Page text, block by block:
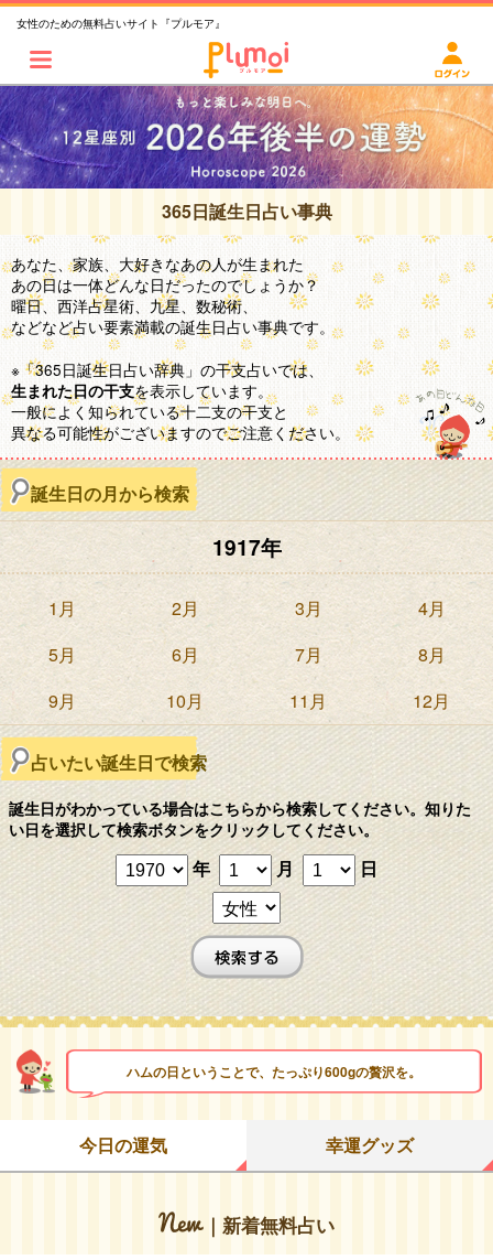
女性のための無料占いサイト『プルモア』
365日誕生日占い事典
あなた、家族、大好きなあの人が生まれた
あの日は一体どんな日だったのでしょうか？
曜日、西洋占星術、九星、数秘術、
などなど占い要素満載の誕生日占い事典です。
※「365日誕生日占い辞典」の干支占いでは、
生まれた日の干支を表示しています。
一般によく知られている十二支の干支と
異なる可能性がございますのでご注意ください。
誕生日の月から検索
1917年
1月 2月 3月
4月
5月
6月 7月
8月
9月
10月 11月 12月
占いたい誕生日で検索
誕生日がわかっている場合はこちらから検索してください。知りた
い日を選択して検索ボタンをクリックしてください。
年 月 日
ハムの日ということで、たっぷり600gの贅沢を。
今日の運気 幸運グッズ
｜新着無料占い